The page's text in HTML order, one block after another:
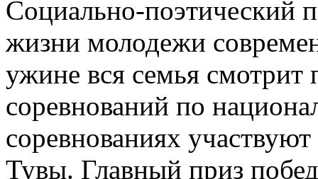
Социально-поэтический
жизни молодежи
ужине вся семья смотрит
соревнований по
соревнованиях
Тувы. Главный приз